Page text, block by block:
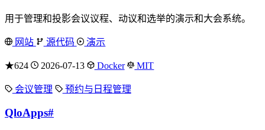
用于管理和投影会议议程、动议和选举的演示和大会系统。
网站 源代码 演示
★624 2026-07-13 Docker MIT
会议管理 预约与日程管理
QloApps#